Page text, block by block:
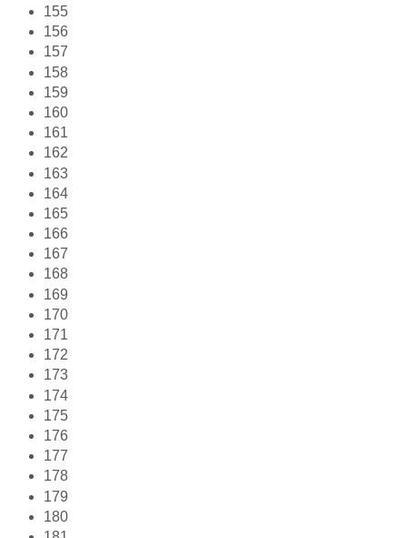
155
156
157
158
159
160
161
162
163
164
165
166
167
168
169
170
171
172
173
174
175
176
177
178
179
180